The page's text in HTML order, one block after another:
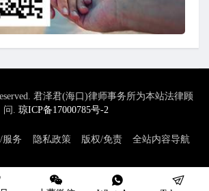
君泽君(海口)律师事务所为本站法律顾
问. 琼ICP备17000785号-2
服务 隐私政策 版权/免责 全站内容导航